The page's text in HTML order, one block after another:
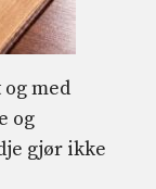
med
og
gjør ikke